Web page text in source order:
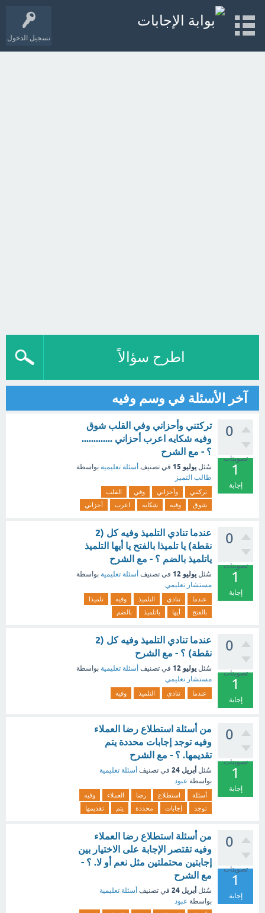
تسجيل الدخول
اطرح سؤالاً
آخر الأسئلة في وسم وفيه
0
تصويتات
1
إجابة
تركتني وأحزاني وفي القلب شوق
وفيه شكايه اعرب أحزاني .............
؟ - مع الشرح
سُئل يوليو 15 في تصنيف أسئلة تعليمية بواسطة
طالب التميز
تركتني وأحزاني وفي
القلب
شوق
وفيه شكايه اعرب أحزاني
0
تصويتات
1
إجابة
عندما تنادي التلميذ وفيه كل (2
نقطة) يا تلميذا بالفتح يا أيها التلميذ
ياتلميذ بالضم ؟ - مع الشرح
سُئل يوليو 12 في تصنيف أسئلة تعليمية بواسطة
مستشار تعليمي
عندما تنادي التلميذ وفيه
تلميذا
بالفتح
أيها ياتلميذ بالضم
0
تصويتات
1
إجابة
عندما تنادي التلميذ وفيه كل (2
نقطة) ؟ - مع الشرح
سُئل يوليو 12 في تصنيف أسئلة تعليمية بواسطة
مستشار تعليمي
عندما تنادي التلميذ وفيه
0
تصويتات
1
إجابة
من أسئلة استطلاع رضا العملاء
وفيه توجد إجابات محددة يتم
تقديمها. ؟ - مع الشرح
سُئل أبريل 24 في تصنيف أسئلة تعليمية
بواسطة عبود
أسئلة استطلاع رضا العملاء
وفيه
توجد
إجابات محددة يتم تقديمها
0
تصويتات
1
إجابة
من أسئلة استطلاع رضا العملاء
وفيه تقتصر الإجابة على الاختيار بين
إجابتين محتملتين مثل نعم أو لا. ؟ -
مع الشرح
سُئل أبريل 24 في تصنيف أسئلة تعليمية
بواسطة عبود